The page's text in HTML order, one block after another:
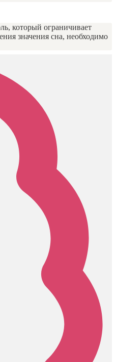
который ограничивает
значения сна, необходимо